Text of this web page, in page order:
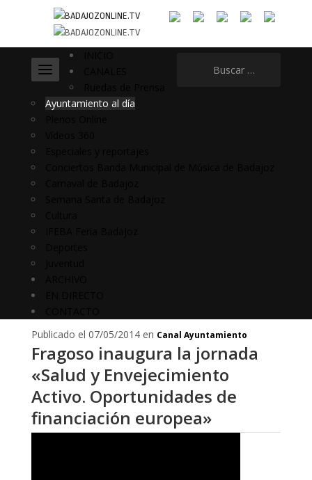
Ayuntamiento al día
Publicado el 07/05/2014 en Canal Ayuntamiento
Fragoso inaugura la jornada
«Salud y Envejecimiento
Activo. Oportunidades de
financiación europea»